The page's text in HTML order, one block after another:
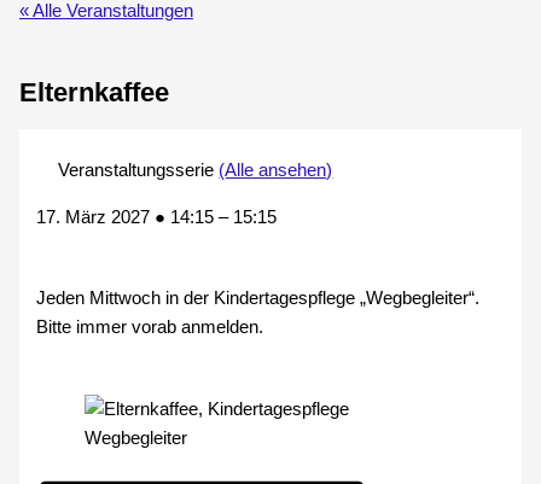
« Alle Veranstaltungen
Elternkaffee
Veranstaltungsserie (Alle ansehen)
17. März 2027 ● 14:15– 15:15
Jeden Mittwoch in der Kindertagespflege „Wegbegleiter“.
Bitte immer vorab anmelden.